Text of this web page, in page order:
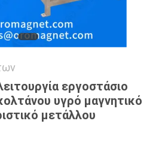
εργοστάσιο
υγρό μαγνητικό
μετάλλου